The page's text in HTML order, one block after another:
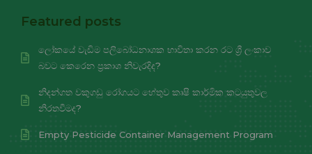
Featured posts
ලෝකයේ වැඩිම පලිබෝධනාශක භාවිතා කරන රට ශ්‍රී ලංකාව
බවට කෙරෙන ප්‍රකාශ නිවැරදිද?
නිදන්ගත වකුගඩු රෝගයට හේතුව කෘෂි කාර්මික කටයුතුවල
නිරතවීමද?
Empty Pesticide Container Management Program